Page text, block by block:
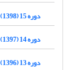
دوره 15 (1398)
دوره 14 (1397)
دوره 13 (1396)